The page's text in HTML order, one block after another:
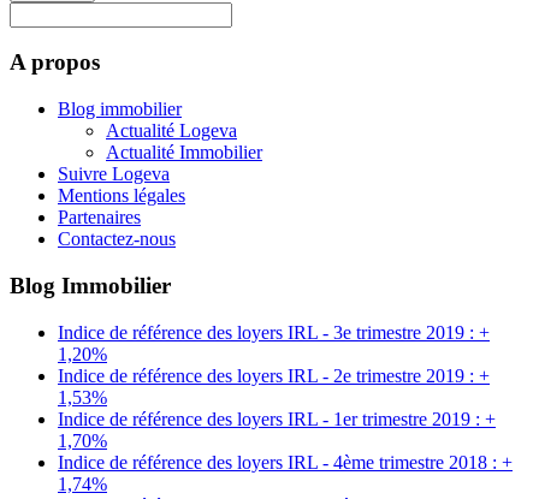
A propos
Blog immobilier
Actualité Logeva
Actualité Immobilier
Suivre Logeva
Mentions légales
Partenaires
Contactez-nous
Blog Immobilier
Indice de référence des loyers IRL - 3e trimestre 2019 : +
1,20%
Indice de référence des loyers IRL - 2e trimestre 2019 : +
1,53%
Indice de référence des loyers IRL - 1er trimestre 2019 : +
1,70%
Indice de référence des loyers IRL - 4ème trimestre 2018 : +
1,74%